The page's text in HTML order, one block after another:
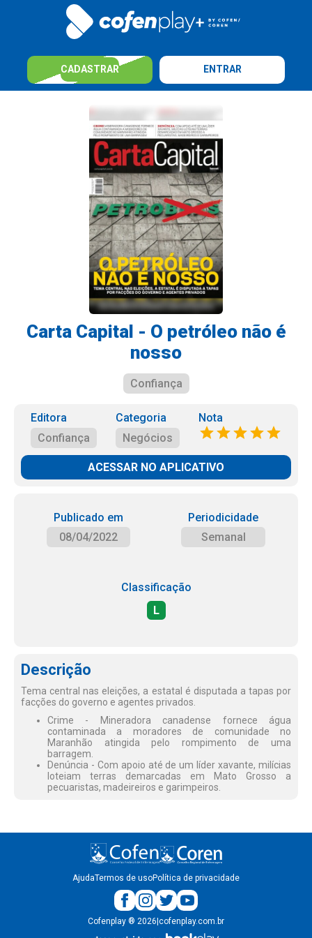
CADASTRAR ENTRAR
Carta Capital - O petróleo não é
nosso
Confiança
Editora
Confiança
Categoria
Negócios
Nota
ACESSAR NO APLICATIVO
Publicado em
08/04/2022
Periodicidade
Semanal
Classificação
L
Descrição
Tema central nas eleições, a estatal é disputada a tapas por
facções do governo e agentes privados.
Crime - Mineradora canadense fornece água
contaminada a moradores de comunidade no
Maranhão atingida pelo rompimento de uma
barragem.
Denúncia - Com apoio até de um líder xavante, milícias
loteiam terras demarcadas em Mato Grosso a
pecuaristas, madeireiros e garimpeiros.
AjudaTermos de usoPolítica de privacidade
Cofenplay ® 2026 cofenplay.com.br